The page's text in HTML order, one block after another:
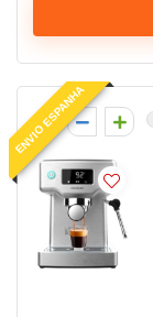
ENVIO ESPANHA
0